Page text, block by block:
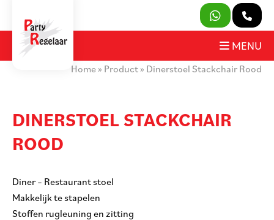
SLUITEN
OVER ONS
MIJN AANVRAAG
MENU
Home » Product » Dinerstoel Stackchair Rood
DINERSTOEL STACKCHAIR
ROOD
Diner – Restaurant stoel
Makkelijk te stapelen
Stoffen rugleuning en zitting